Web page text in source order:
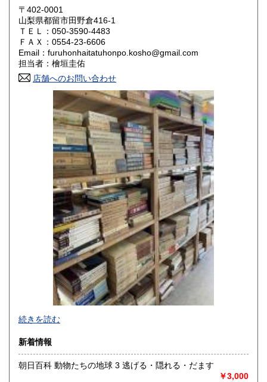
岡山県
山口県 800円
香川県 800円 愛媛県
高知県 800円
800円 長崎県
800円 大分県
800円 鹿児島県
1,500円
〒402-0001
山梨県都留市田野倉416-1
ＴＥＬ：050-3590-4483
ＦＡＸ：0554-23-6606
Email：furuhonhaitatuhonpo.kosho@gmail.com
担当者：檜垣圭佑
店舗へのお問い合わせ
-
沿線名：-
最寄駅：-
営業時間：-
定休日：-
続きを読む
新着情報
朝日百科 動物たちの地球 3 逃げる・隠れる・だます
￥3,000